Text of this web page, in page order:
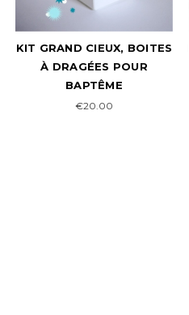
KIT GRAND CIEUX, BOITES
À DRAGÉES POUR
BAPTÊME
€20.00